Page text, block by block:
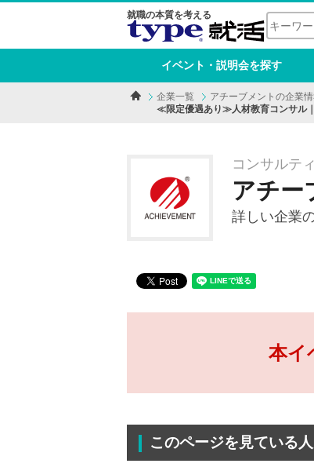
就職の本質を考える
イベント・説明会を探す
企業一覧
アチーブメントの企業
≪限定優遇あり≫人材教育コンサル
コンサルテ
アチー
詳しい企業
本イ
このページを見ている